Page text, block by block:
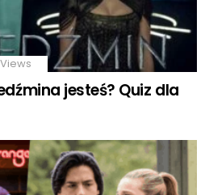
Views
jesteś? Quiz dla